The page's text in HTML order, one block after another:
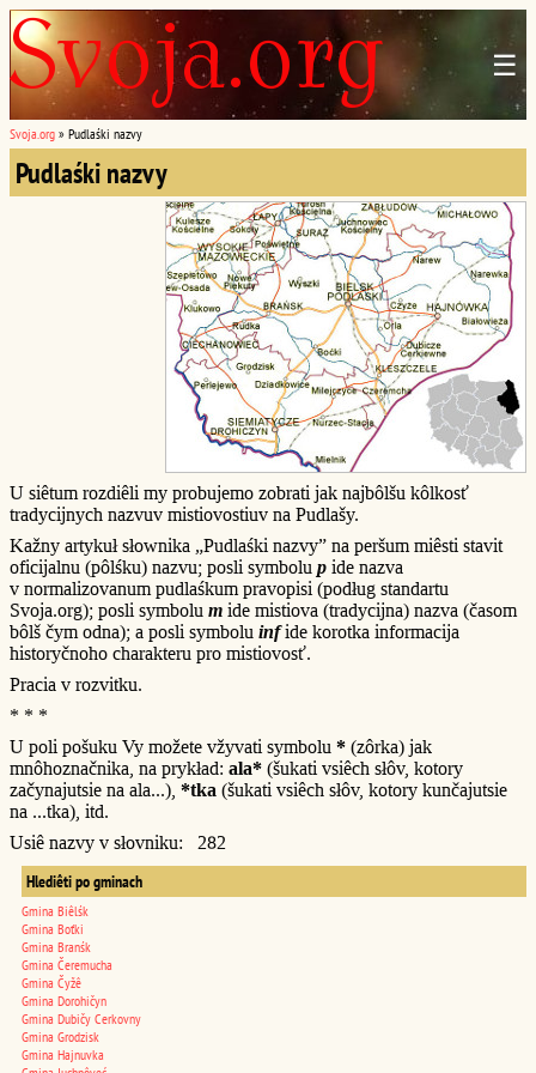
☰
Svoja.org » Pudlaśki nazvy
Pudlaśki nazvy
U siêtum rozdiêli my probujemo zobrati jak najbôlšu kôlkosť
tradycijnych nazvuv mistiovostiuv na Pudlašy.
Kažny artykuł słownika „Pudlaśki nazvy” na peršum miêsti stavit
oficijalnu (pôlśku) nazvu; posli symbolu p ide nazva
v normalizovanum pudlaśkum pravopisi (podług standartu
Svoja.org); posli symbolu m ide mistiova (tradycijna) nazva (časom
bôlš čym odna); a posli symbolu infide korotka informacija
historyčnoho charakteru pro mistiovosť.
Pracia v rozvitku.
* * *
U poli pošuku Vy možete vžyvati symbolu * (zôrka) jak
mnôhoznačnika, na prykład: ala* (šukati vsiêch słôv, kotory
začynajutsie na ala...), *tka (šukati vsiêch słôv, kotory kunčajutsie
na ...tka), itd.
Usiê nazvy v słovniku: 282
Hlediêti po gminach
Gmina Biêlśk
Gmina Boťki
Gmina Branśk
Gmina Čeremucha
Gmina Čyžê
Gmina Dorohičyn
Gmina Dubičy Cerkovny
Gmina Grodzisk
Gmina Hajnuvka